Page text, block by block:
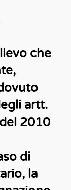
che
artt.
2010
di
la